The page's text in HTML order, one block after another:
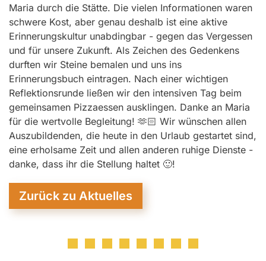
Maria durch die Stätte. Die vielen Informationen waren
schwere Kost, aber genau deshalb ist eine aktive
Erinnerungskultur unabdingbar - gegen das Vergessen
und für unsere Zukunft. Als Zeichen des Gedenkens
durften wir Steine bemalen und uns ins
Erinnerungsbuch eintragen. Nach einer wichtigen
Reflektionsrunde ließen wir den intensiven Tag beim
gemeinsamen Pizzaessen ausklingen. Danke an Maria
für die wertvolle Begleitung! 🫶🏻 Wir wünschen allen
Auszubildenden, die heute in den Urlaub gestartet sind,
eine erholsame Zeit und allen anderen ruhige Dienste -
danke, dass ihr die Stellung haltet 🙂!
Zurück zu Aktuelles